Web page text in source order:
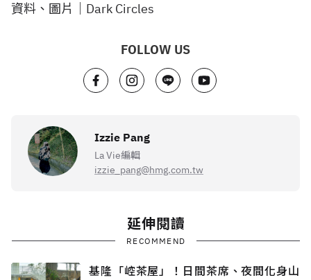
資料、圖片｜Dark Circles
FOLLOW US
Izzie Pang
La Vie編輯
izzie_pang@hmg.com.tw
延伸閱讀
RECOMMEND
基隆「崆茶屋」！日間茶席、夜間化身山